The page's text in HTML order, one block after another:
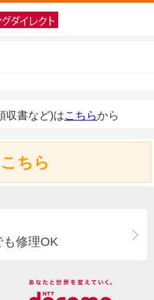
収書など)はこちらから
ちら
も修理OK